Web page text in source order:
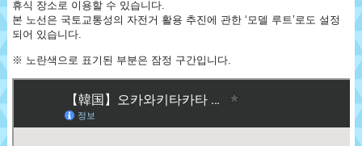
휴식 장소로 이용할 수 있습니다.
본 노선은 국토교통성의 자전거 활용 추진에 관한 ‘모델 루트’로도 설정
되어 있습니다.
※ 노란색으로 표기된 부분은 잠정 구간입니다.